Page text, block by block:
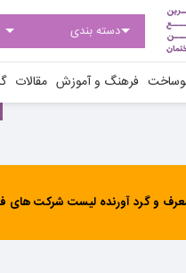
فرهنگ و آموزش مقالات
و گرد آورنده لیست شرکت های